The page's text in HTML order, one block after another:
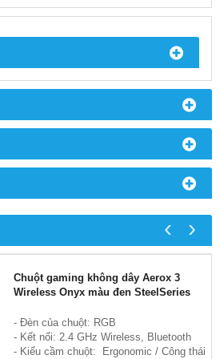
Chuột gaming không dây Aerox 3
Wireless Onyx màu đen SteelSeries
- Đèn của chuột: RGB
- Kết nối: 2.4 GHz Wireless, Bluetooth
- Kiểu cầm chuột: Ergonomic / Công thái
‹ ›